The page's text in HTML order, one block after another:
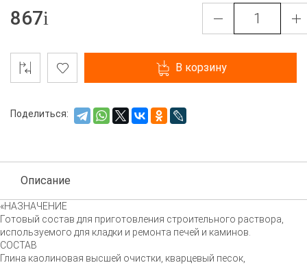
867
В корзину
Поделиться:
Описание
«НАЗНАЧЕНИЕ
Готовый состав для приготовления строительного раствора,
используемого для кладки и ремонта печей и каминов.
СОСТАВ
Глина каолиновая высшей очистки, кварцевый песок,